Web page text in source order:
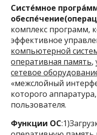
Систе́мное
комплекс программ,
эффективное
компьютерной
оперативная память,
сетевое
«межслойный
которого
пользователя.
Функции ОС